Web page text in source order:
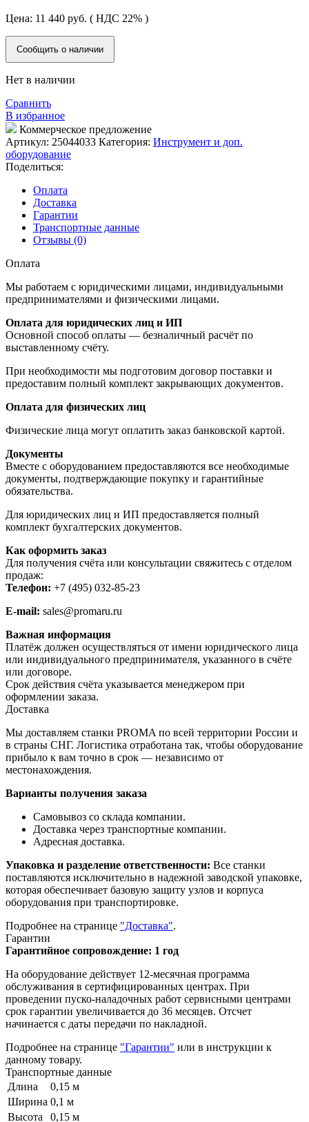
Цена: 11 440 руб. ( НДС 22% )
Сообщить о наличии
Нет в наличии
Сравнить
В избранное
Коммерческое предложение
Артикул: 25044033 Категория: Инструмент и доп.
оборудование
Поделиться:
Оплата
Доставка
Гарантии
Транспортные данные
Отзывы (0)
Оплата
Мы работаем с юридическими лицами, индивидуальными
предпринимателями и физическими лицами.
Оплата для юридических лиц и ИП
Основной способ оплаты — безналичный расчёт по
выставленному счёту.
При необходимости мы подготовим договор поставки и
предоставим полный комплект закрывающих документов.
Оплата для физических лиц
Физические лица могут оплатить заказ банковской картой.
Документы
Вместе с оборудованием предоставляются все необходимые
документы, подтверждающие покупку и гарантийные
обязательства.
Для юридических лиц и ИП предоставляется полный
комплект бухгалтерских документов.
Как оформить заказ
Для получения счёта или консультации свяжитесь с отделом
продаж:
Телефон: +7 (495) 032-85-23
E-mail: sales@promaru.ru
Важная информация
Платёж должен осуществляться от имени юридического лица
или индивидуального предпринимателя, указанного в счёте
или договоре.
Срок действия счёта указывается менеджером при
оформлении заказа.
Доставка
Мы доставляем станки PROMA по всей территории России и
в страны СНГ. Логистика отработана так, чтобы оборудование
прибыло к вам точно в срок — независимо от
местонахождения.
Варианты получения заказа
Самовывоз со склада компании.
Доставка через транспортные компании.
Адресная доставка.
Упаковка и разделение ответственности: Все станки
поставляются исключительно в надежной заводской упаковке,
которая обеспечивает базовую защиту узлов и корпуса
оборудования при транспортировке.
Подробнее на странице "Доставка".
Гарантии
Гарантийное сопровождение: 1 год
На оборудование действует 12-месячная программа
обслуживания в сертифицированных центрах. При
проведении пуско-наладочных работ сервисными центрами
срок гарантии увеличивается до 36 месяцев. Отсчет
начинается с даты передачи по накладной.
Подробнее на странице "Гарантии" или в инструкции к
данному товару.
Транспортные данные
Длина
0,15 м
Ширина 0,1 м
Высота
0,15 м